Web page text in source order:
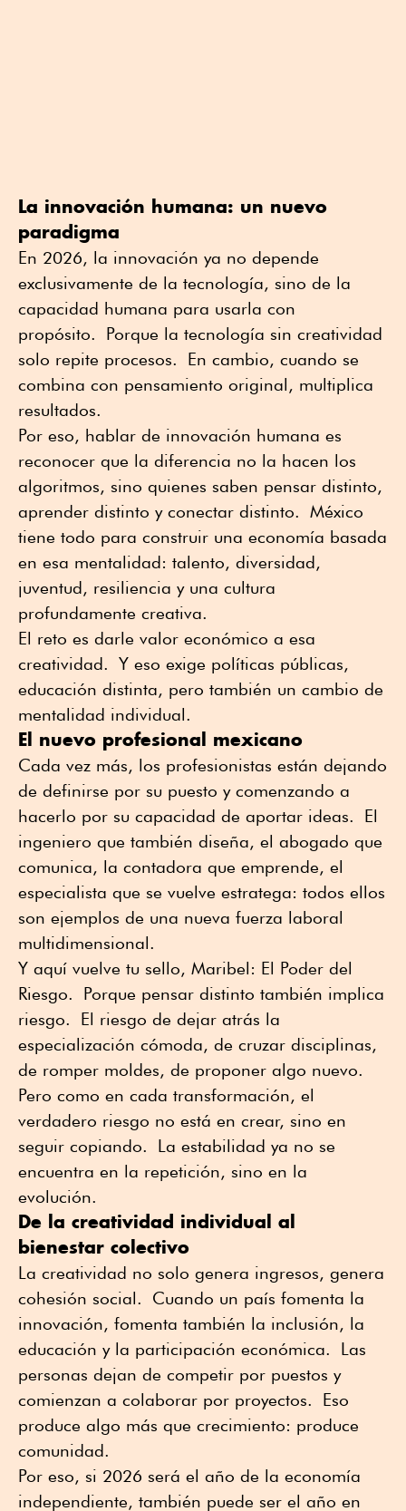
La innovación humana: un nuevo
paradigma
En 2026, la innovación ya no depende
exclusivamente de la tecnología, sino de la
capacidad humana para usarla con
propósito. Porque la tecnología sin creatividad
solo repite procesos. En cambio, cuando se
combina con pensamiento original, multiplica
resultados.
Por eso, hablar de innovación humana es
reconocer que la diferencia no la hacen los
algoritmos, sino quienes saben pensar distinto,
aprender distinto y conectar distinto. México
tiene todo para construir una economía basada
en esa mentalidad: talento, diversidad,
juventud, resiliencia y una cultura
profundamente creativa.
El reto es darle valor económico a esa
creatividad. Y eso exige políticas públicas,
educación distinta, pero también un cambio de
mentalidad individual.
El nuevo profesional mexicano
Cada vez más, los profesionistas están dejando
de definirse por su puesto y comenzando a
hacerlo por su capacidad de aportar ideas. El
ingeniero que también diseña, el abogado que
comunica, la contadora que emprende, el
especialista que se vuelve estratega: todos ellos
son ejemplos de una nueva fuerza laboral
multidimensional.
Y aquí vuelve tu sello, Maribel: El Poder del
Riesgo. Porque pensar distinto también implica
riesgo. El riesgo de dejar atrás la
especialización cómoda, de cruzar disciplinas,
de romper moldes, de proponer algo nuevo.
Pero como en cada transformación, el
verdadero riesgo no está en crear, sino en
seguir copiando. La estabilidad ya no se
encuentra en la repetición, sino en la
evolución.
De la creatividad individual al
bienestar colectivo
La creatividad no solo genera ingresos, genera
cohesión social. Cuando un país fomenta la
innovación, fomenta también la inclusión, la
educación y la participación económica. Las
personas dejan de competir por puestos y
comienzan a colaborar por proyectos. Eso
produce algo más que crecimiento: produce
comunidad.
Por eso, si 2026 será el año de la economía
independiente, también puede ser el año en